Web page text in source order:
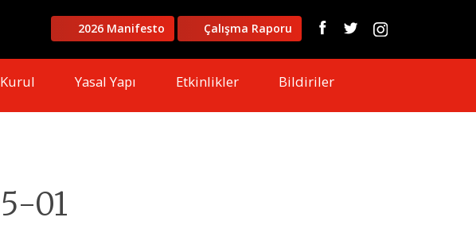
2026 Manifesto Çalışma Raporu
Yasal Yapı Etkinlikler
Bildiriler
01